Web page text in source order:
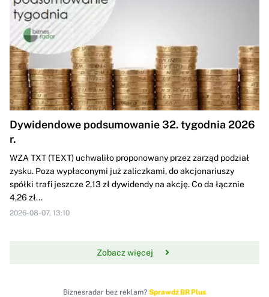
Dywidendowe podsumowanie 32. tygodnia 2026
r.
WZA TXT (TEXT) uchwaliło proponowany przez zarząd podział
zysku. Poza wypłaconymi już zaliczkami, do akcjonariuszy
spółki trafi jeszcze 2,13 zł dywidendy na akcję. Co da łącznie
4,26 zł...
2026-08-07, 13:10
Zobacz więcej
Biznesradar bez reklam? Sprawdź BR Plus